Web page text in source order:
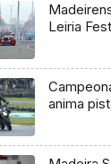
Leiria
anima